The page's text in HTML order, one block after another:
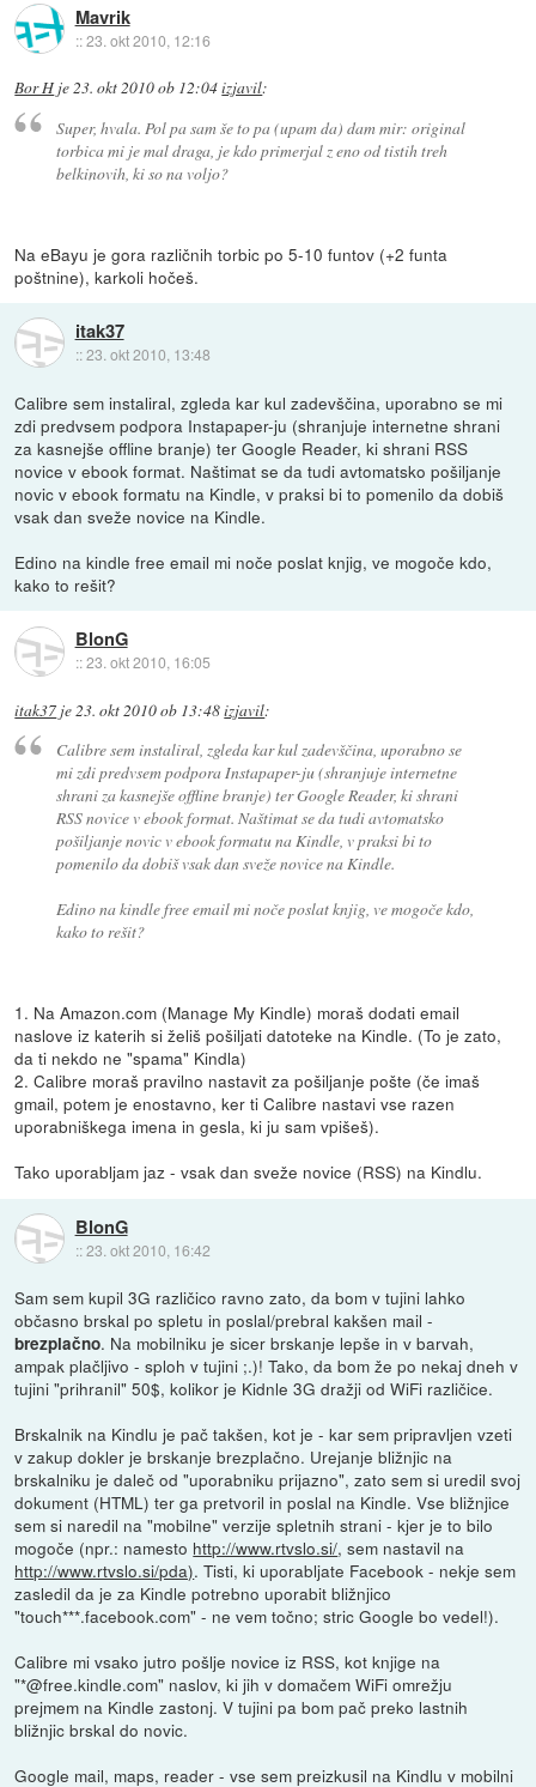
Mavrik
::23. okt 2010, 12:16
Bor H je23. okt 2010 ob 12:04izjavil:
Super, hvala. Pol pa sam še to pa (upam da) dam mir: original
torbica mi je mal draga, je kdo primerjal z eno od tistih treh
belkinovih, ki so na voljo?
Na eBayu je gora različnih torbic po 5-10 funtov (+2 funta
poštnine), karkoli hočeš.
itak37
::23. okt 2010, 13:48
Calibre sem instaliral, zgleda kar kul zadevščina, uporabno se mi
zdi predvsem podpora Instapaper-ju (shranjuje internetne shrani
za kasnejše offline branje) ter Google Reader, ki shrani RSS
novice v ebook format. Naštimat se da tudi avtomatsko pošiljanje
novic v ebook formatu na Kindle, v praksi bi to pomenilo da dobiš
vsak dan sveže novice na Kindle.
Edino na kindle free email mi noče poslat knjig, ve mogoče kdo,
kako to rešit?
BlonG
::23. okt 2010, 16:05
itak37 je23. okt 2010 ob 13:48izjavil:
Calibre sem instaliral, zgleda kar kul zadevščina, uporabno se
mi zdi predvsem podpora Instapaper-ju (shranjuje internetne
shrani za kasnejše offline branje) ter Google Reader, ki shrani
RSS novice v ebook format. Naštimat se da tudi avtomatsko
pošiljanje novic v ebook formatu na Kindle, v praksi bi to
pomenilo da dobiš vsak dan sveže novice na Kindle.
Edino na kindle free email mi noče poslat knjig, ve mogoče kdo,
kako to rešit?
1. Na Amazon.com (Manage My Kindle) moraš dodati email
naslove iz katerih si želiš pošiljati datoteke na Kindle. (To je zato,
da ti nekdo ne "spama" Kindla)
2. Calibre moraš pravilno nastavit za pošiljanje pošte (če imaš
gmail, potem je enostavno, ker ti Calibre nastavi vse razen
uporabniškega imena in gesla, ki ju sam vpišeš).
Tako uporabljam jaz - vsak dan sveže novice (RSS) na Kindlu.
BlonG
::23. okt 2010, 16:42
Sam sem kupil 3G različico ravno zato, da bom v tujini lahko
občasno brskal po spletu in poslal/prebral kakšen mail -
brezplačno. Na mobilniku je sicer brskanje lepše in v barvah,
ampak plačljivo - sploh v tujini ;.)! Tako, da bom že po nekaj dneh v
tujini "prihranil" 50$, kolikor je Kidnle 3G dražji od WiFi različice.
Brskalnik na Kindlu je pač takšen, kot je - kar sem pripravljen vzeti
v zakup dokler je brskanje brezplačno. Urejanje bližnjic na
brskalniku je daleč od "uporabniku prijazno", zato sem si uredil svoj
dokument (HTML) ter ga pretvoril in poslal na Kindle. Vse bližnjice
sem si naredil na "mobilne" verzije spletnih strani - kjer je to bilo
mogoče (npr.: namesto http://www.rtvslo.si/, sem nastavil na
http://www.rtvslo.si/pda). Tisti, ki uporabljate Facebook - nekje sem
zasledil da je za Kindle potrebno uporabit bližnjico
"touch***.facebook.com" - ne vem točno; stric Google bo vedel!).
Calibre mi vsako jutro pošlje novice iz RSS, kot knjige na
"*@free.kindle.com" naslov, ki jih v domačem WiFi omrežju
prejmem na Kindle zastonj. V tujini pa bom pač preko lastnih
bližnjic brskal do novic.
Google mail, maps, reader - vse sem preizkusil na Kindlu v mobilni